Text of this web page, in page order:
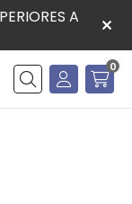
A
Buscar
0